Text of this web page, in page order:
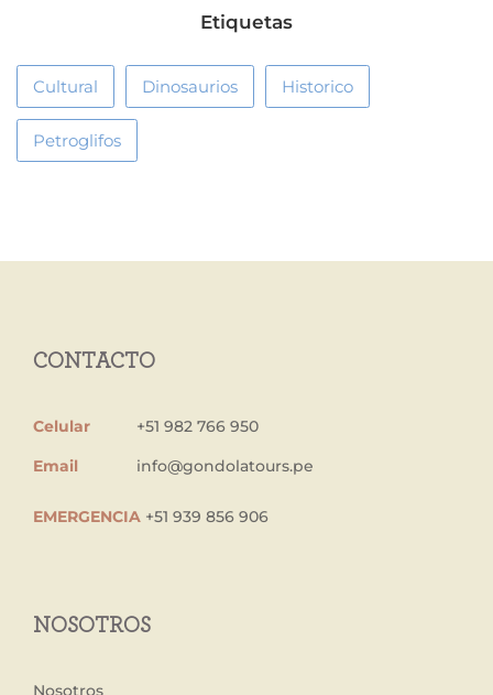
Etiquetas
Cultural Dinosaurios Historico
Petroglifos
CONTACTO
Celular
+51 982 766 950
Email
info@gondolatours.pe
EMERGENCIA +51 939 856 906
NOSOTROS
Nosotros